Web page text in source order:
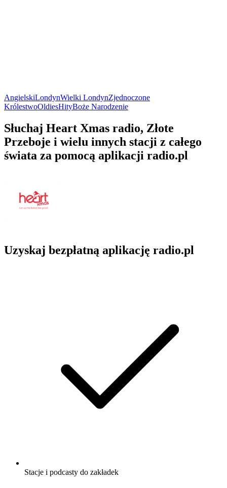
AngielskiLondynWielki LondynZjednoczone
KrólestwoOldiesHityBoże Narodzenie
Słuchaj Heart Xmas radio, Złote
Przeboje i wielu innych stacji z całego
świata za pomocą aplikacji radio.pl
Uzyskaj bezpłatną aplikację radio.pl
Stacje i podcasty do zakładek